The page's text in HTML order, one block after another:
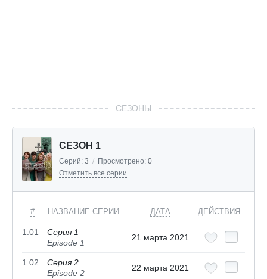
СЕЗОНЫ
СЕЗОН 1
Серий: 3 / Просмотрено: 0
Отметить все серии
# НАЗВАНИЕ СЕРИИ ДАТА ДЕЙСТВИЯ
1.01
Серия 1
Episode 1
21 марта 2021
1.02
Серия 2
Episode 2
22 марта 2021